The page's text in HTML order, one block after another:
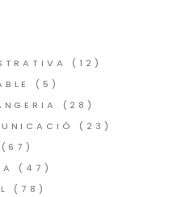
(12)
(5)
(28)
(23)
(67)
(47)
(78)